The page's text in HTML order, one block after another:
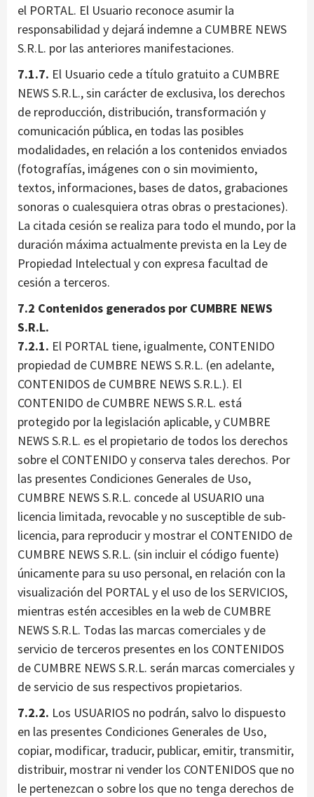
el PORTAL. El Usuario reconoce asumir la
responsabilidad y dejará indemne a CUMBRE NEWS
S.R.L. por las anteriores manifestaciones.
7.1.7. El Usuario cede a título gratuito a CUMBRE
NEWS S.R.L., sin carácter de exclusiva, los derechos
de reproducción, distribución, transformación y
comunicación pública, en todas las posibles
modalidades, en relación a los contenidos enviados
(fotografías, imágenes con o sin movimiento,
textos, informaciones, bases de datos, grabaciones
sonoras o cualesquiera otras obras o prestaciones).
La citada cesión se realiza para todo el mundo, por la
duración máxima actualmente prevista en la Ley de
Propiedad Intelectual y con expresa facultad de
cesión a terceros.
7.2 Contenidos generados por CUMBRE NEWS
S.R.L.
7.2.1. El PORTAL tiene, igualmente, CONTENIDO
propiedad de CUMBRE NEWS S.R.L. (en adelante,
CONTENIDOS de CUMBRE NEWS S.R.L.). El
CONTENIDO de CUMBRE NEWS S.R.L. está
protegido por la legislación aplicable, y CUMBRE
NEWS S.R.L. es el propietario de todos los derechos
sobre el CONTENIDO y conserva tales derechos. Por
las presentes Condiciones Generales de Uso,
CUMBRE NEWS S.R.L. concede al USUARIO una
licencia limitada, revocable y no susceptible de sub-
licencia, para reproducir y mostrar el CONTENIDO de
CUMBRE NEWS S.R.L. (sin incluir el código fuente)
únicamente para su uso personal, en relación con la
visualización del PORTAL y el uso de los SERVICIOS,
mientras estén accesibles en la web de CUMBRE
NEWS S.R.L. Todas las marcas comerciales y de
servicio de terceros presentes en los CONTENIDOS
de CUMBRE NEWS S.R.L. serán marcas comerciales y
de servicio de sus respectivos propietarios.
7.2.2. Los USUARIOS no podrán, salvo lo dispuesto
en las presentes Condiciones Generales de Uso,
copiar, modificar, traducir, publicar, emitir, transmitir,
distribuir, mostrar ni vender los CONTENIDOS que no
le pertenezcan o sobre los que no tenga derechos de